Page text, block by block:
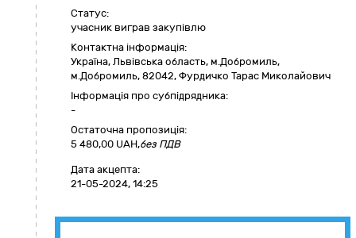
Статус:
учасник виграв закупівлю
Контактна інформація:
Україна, Львівська область, м.Добромиль,
м.Добромиль, 82042, Фурдичко Тарас Миколайович
Інформація про субпідрядника:
-
Остаточна пропозиція:
5 480,00 UAH,без ПДВ
Дата акцепта:
21-05-2024, 14:25